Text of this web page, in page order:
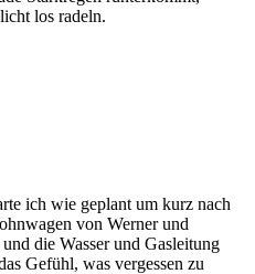
los radeln.
ich wie geplant um kurz nach
von Werner und
die Wasser und Gasleitung
Gefühl, was vergessen zu